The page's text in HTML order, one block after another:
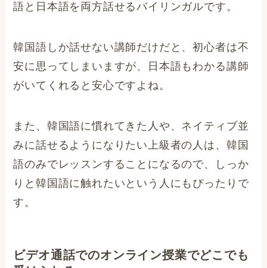
語と日本語を両方話せるバイリンガルです。
韓国語しか話せない講師だけだと、初心者は不
安に思ってしまいますが、日本語もわかる講師
がいてくれると安心ですよね。
また、韓国語に慣れてきた人や、ネイティブ並
みに話せるようになりたい上級者の人は、韓国
語のみでレッスンすることになるので、しっか
りと韓国語に触れたいという人にもぴったりで
す。
ビデオ通話でのオンライン授業でどこでも